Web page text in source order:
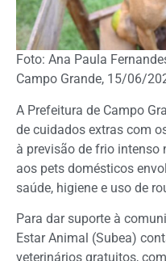
Foto: Ana Paula
Campo Grande, 15/06/
A Prefeitura de Campo
de cuidados extras com
à previsão de frio intenso
aos pets domésticos
saúde, higiene e uso de
Para dar suporte à
Estar Animal (Subea)
veterinários gratuitos,